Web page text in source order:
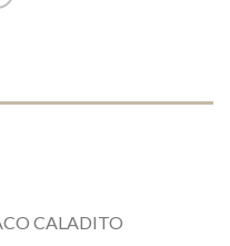
CALADITO